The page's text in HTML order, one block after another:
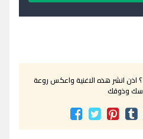
انشر هذه الاغنية واعكس روعة
وذوقك